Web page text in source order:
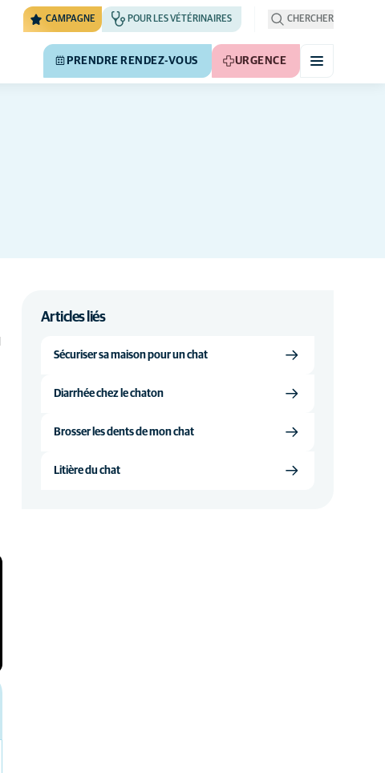
CAMPAGNE POUR LES VÉTÉRINAIRES CHERCHER
PRENDRE RENDEZ-VOUS URGENCE
Articles liés
Sécuriser sa maison pour un chat
Diarrhée chez le chaton
Brosser les dents de mon chat
Litière du chat